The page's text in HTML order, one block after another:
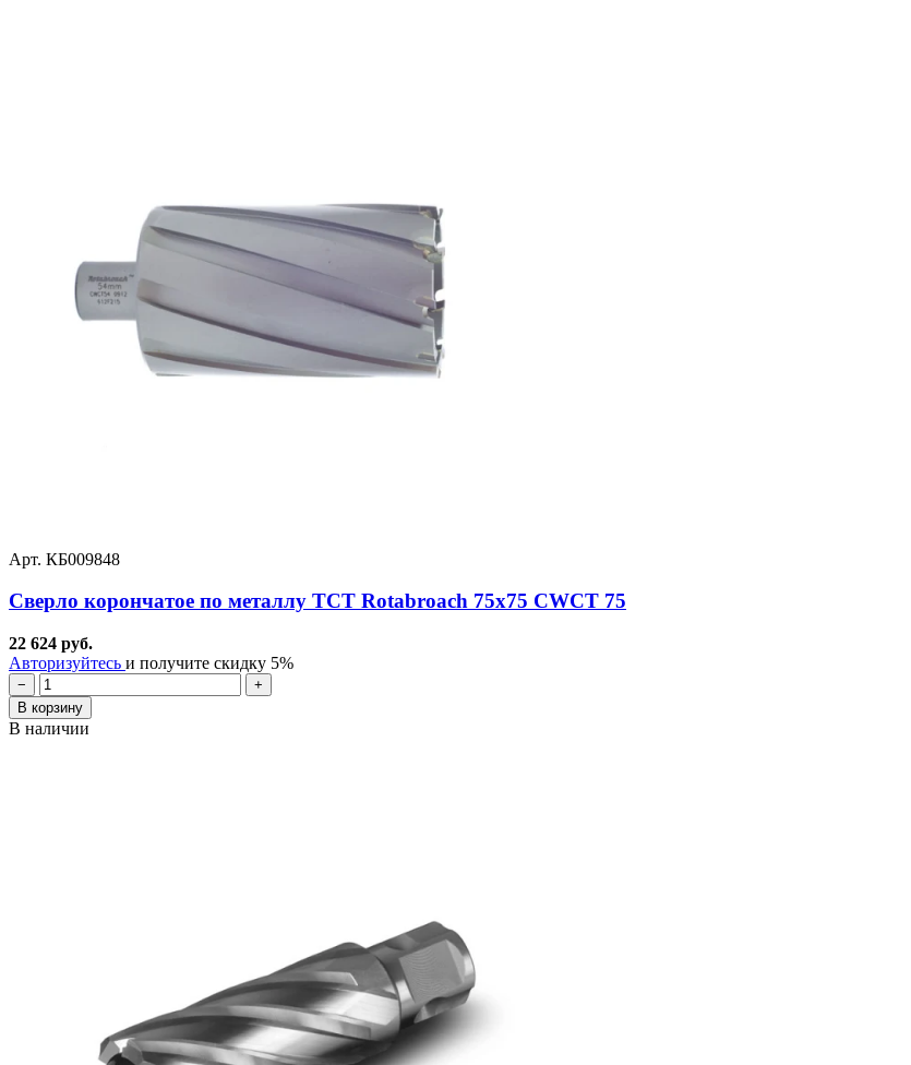
Арт. КБ009848
Сверло корончатое по металлу TCT Rotabroach 75х75 CWCT 75
22 624 руб.
Авторизуйтесь и получите скидку 5%
−
+
В корзину
В наличии